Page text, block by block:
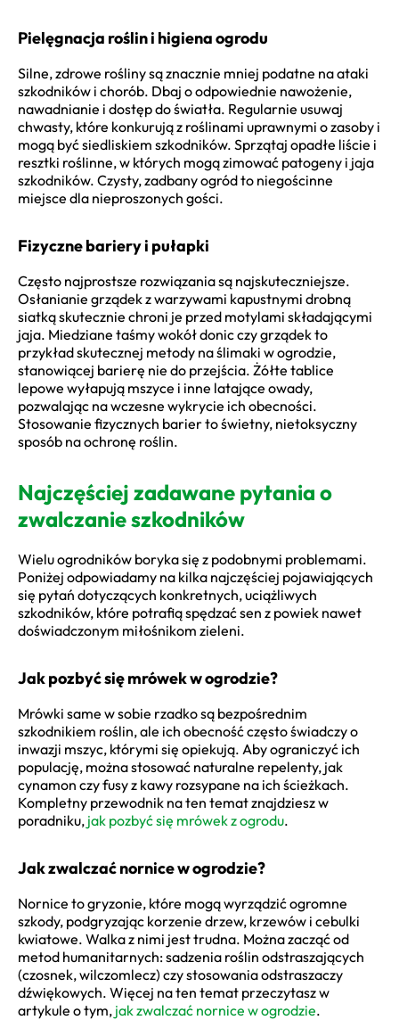
Pielęgnacja roślin i higiena ogrodu
Silne, zdrowe rośliny są znacznie mniej podatne na ataki
szkodników i chorób. Dbaj o odpowiednie nawożenie,
nawadnianie i dostęp do światła. Regularnie usuwaj
chwasty, które konkurują z roślinami uprawnymi o zasoby i
mogą być siedliskiem szkodników. Sprzątaj opadłe liście i
resztki roślinne, w których mogą zimować patogeny i jaja
szkodników. Czysty, zadbany ogród to niegościnne
miejsce dla nieproszonych gości.
Fizyczne bariery i pułapki
Często najprostsze rozwiązania są najskuteczniejsze.
Osłanianie grządek z warzywami kapustnymi drobną
siatką skutecznie chroni je przed motylami składającymi
jaja. Miedziane taśmy wokół donic czy grządek to
przykład skutecznej metody na ślimaki w ogrodzie,
stanowiącej barierę nie do przejścia. Żółte tablice
lepowe wyłapują mszyce i inne latające owady,
pozwalając na wczesne wykrycie ich obecności.
Stosowanie fizycznych barier to świetny, nietoksyczny
sposób na ochronę roślin.
Najczęściej zadawane pytania o
zwalczanie szkodników
Wielu ogrodników boryka się z podobnymi problemami.
Poniżej odpowiadamy na kilka najczęściej pojawiających
się pytań dotyczących konkretnych, uciążliwych
szkodników, które potrafią spędzać sen z powiek nawet
doświadczonym miłośnikom zieleni.
Jak pozbyć się mrówek w ogrodzie?
Mrówki same w sobie rzadko są bezpośrednim
szkodnikiem roślin, ale ich obecność często świadczy o
inwazji mszyc, którymi się opiekują. Aby ograniczyć ich
populację, można stosować naturalne repelenty, jak
cynamon czy fusy z kawy rozsypane na ich ścieżkach.
Kompletny przewodnik na ten temat znajdziesz w
poradniku, jak pozbyć się mrówek z ogrodu.
Jak zwalczać nornice w ogrodzie?
Nornice to gryzonie, które mogą wyrządzić ogromne
szkody, podgryzając korzenie drzew, krzewów i cebulki
kwiatowe. Walka z nimi jest trudna. Można zacząć od
metod humanitarnych: sadzenia roślin odstraszających
(czosnek, wilczomlecz) czy stosowania odstraszaczy
dźwiękowych. Więcej na ten temat przeczytasz w
artykule o tym, jak zwalczać nornice w ogrodzie.